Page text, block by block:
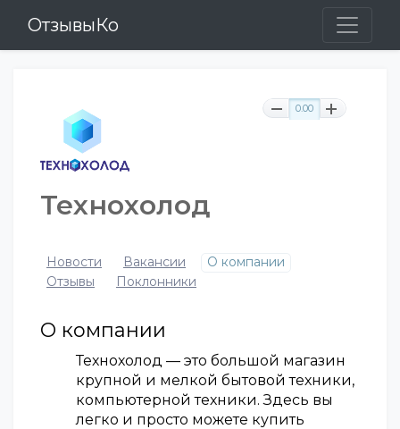
ОтзывыКо
0.00
Технохолод
Новости Вакансии
О компании
Отзывы
Поклонники
О компании
Технохолод — это большой магазин
крупной и мелкой бытовой техники,
компьютерной техники. Здесь вы
легко и просто можете купить